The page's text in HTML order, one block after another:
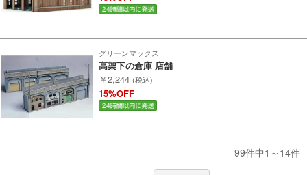
グリーンマックス
高架下の倉庫 店舗
￥2,244 (税込)
15%OFF
99件中1～14件